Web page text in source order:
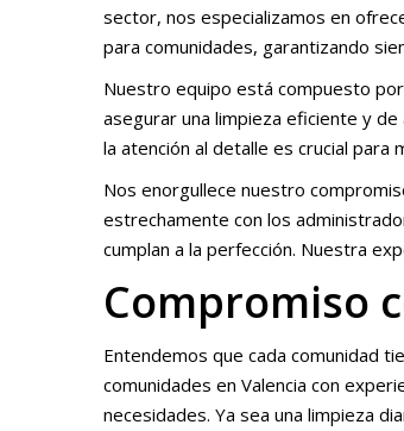
sector, nos especializamos en
para comunidades, garantizando
Nuestro equipo está compuesto
asegurar una limpieza eficiente y
la atención al detalle es crucial para
Nos enorgullece nuestro
estrechamente con los
cumplan a la perfección. Nuestra
Compromiso
Entendemos que cada comunidad
comunidades en Valencia con
necesidades. Ya sea una limpieza